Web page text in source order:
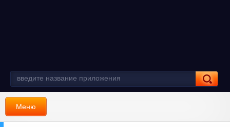
Меню